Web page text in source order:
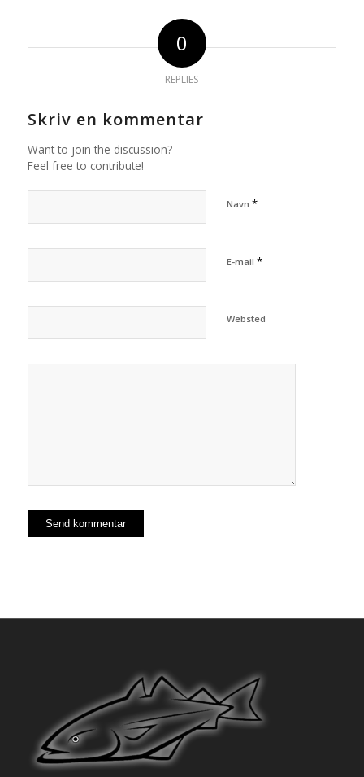
0
REPLIES
Skriv en kommentar
Want to join the discussion?
Feel free to contribute!
Navn *
E-mail *
Websted